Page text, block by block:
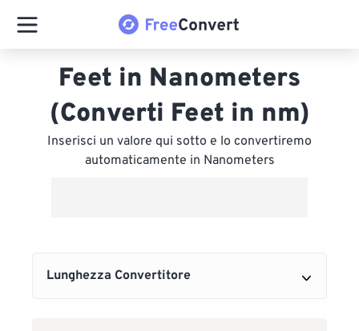
Feet in Nanometers
(Converti Feet in nm)
Inserisci un valore qui sotto e lo convertiremo
automaticamente in Nanometers